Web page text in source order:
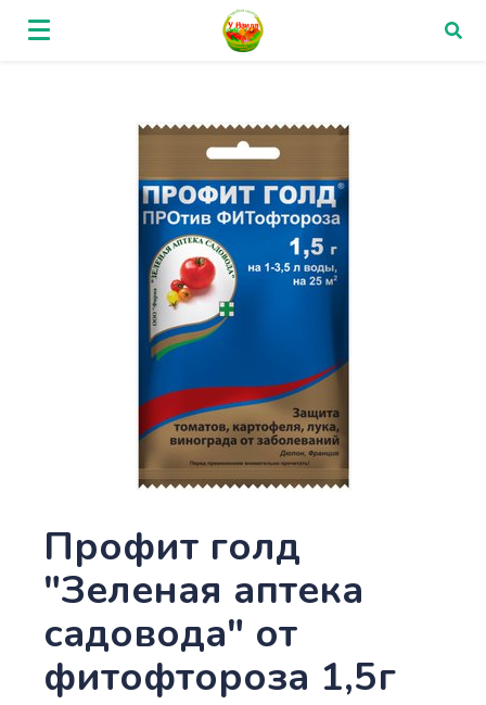
Профит голд
"Зеленая аптека
садовода" от
фитофтороза 1,5г